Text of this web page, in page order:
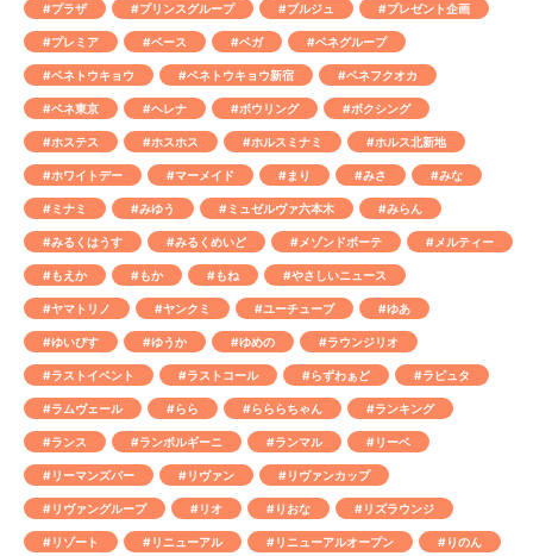
#プラザ #プリンスグループ #ブルジュ #プレゼント企画
#プレミア #ベース #ベガ #ベネグループ
#ベネトウキョウ #ベネトウキョウ新宿 #ベネフクオカ
#ベネ東京 #ヘレナ #ボウリング #ボクシング
#ホステス #ホスホス #ホルスミナミ #ホルス北新地
#ホワイトデー #マーメイド #まり #みさ #みな
#ミナミ #みゆう #ミュゼルヴァ六本木 #みらん
#みるくはうす #みるくめいど #メゾンドボーテ #メルティー
#もえか #もか #もね #やさしいニュース
#ヤマトリノ #ヤンクミ #ユーチューブ #ゆあ
#ゆいぴす #ゆうか #ゆめの #ラウンジリオ
#ラストイベント #ラストコール #らずわぁど #ラピュタ
#ラムヴェール #らら #らららちゃん #ランキング
#ランス #ランボルギーニ #ランマル #リーベ
#リーマンズバー #リヴァン #リヴァンカップ
#リヴァングループ #リオ #りおな #リズラウンジ
#リゾート #リニューアル #リニューアルオープン #りのん